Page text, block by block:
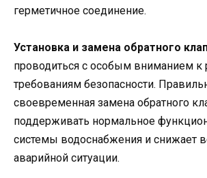
герметичное соединение.
Установка и замена обратного
проводиться с особым вниманием к
требованиям безопасности.
своевременная замена обратного
поддерживать нормальное
системы водоснабжения и снижает
аварийной ситуации.